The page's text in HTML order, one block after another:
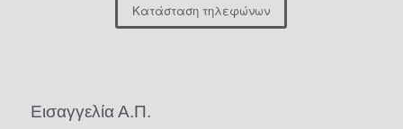
Κατάσταση τηλεφώνων
Εισαγγελία Α.Π.